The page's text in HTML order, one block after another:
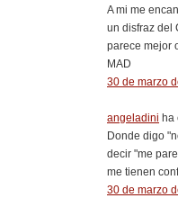
A mi me
un disfraz del
parece mejor
MAD
30 de marzo
angeladini ha
Donde digo
decir "me
me tienen
30 de marzo